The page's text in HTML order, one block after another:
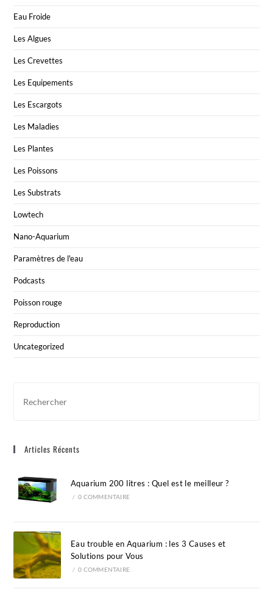
Eau Froide
Les Algues
Les Crevettes
Les Equipements
Les Escargots
Les Maladies
Les Plantes
Les Poissons
Les Substrats
Lowtech
Nano-Aquarium
Paramètres de l'eau
Podcasts
Poisson rouge
Reproduction
Uncategorized
Articles Récents
Aquarium 200 litres : Quel est le meilleur ?
/ 0 COMMENTAIRE
Eau trouble en Aquarium : les 3 Causes et
Solutions pour Vous
/ 0 COMMENTAIRE